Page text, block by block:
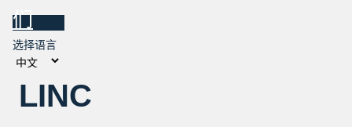
们
选择语言
LINC